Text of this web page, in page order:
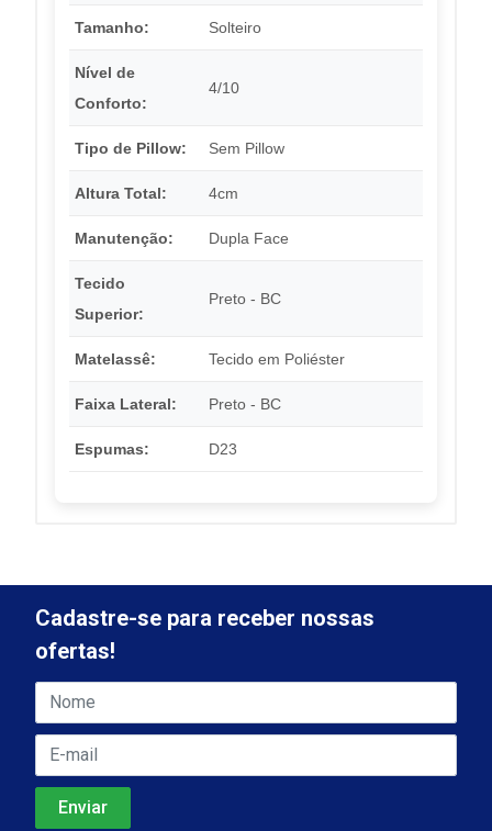
Tamanho: Solteiro
Nível de
Conforto:
4/10
Tipo de Pillow: Sem Pillow
Altura Total: 4cm
Manutenção: Dupla Face
Tecido
Superior:
Preto - BC
Matelassê: Tecido em Poliéster
Faixa Lateral: Preto - BC
Espumas: D23
Cadastre-se para receber nossas
ofertas!